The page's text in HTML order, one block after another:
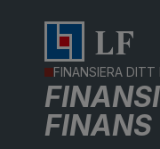
FINANSIERA DITT
FINANS